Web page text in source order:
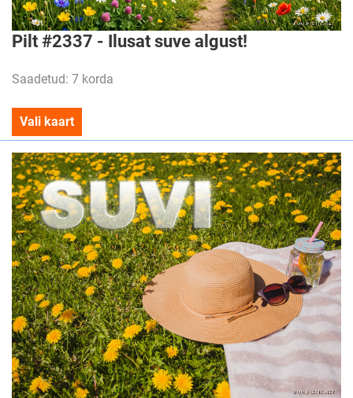
Pilt #2337 - Ilusat suve algust!
Saadetud: 7 korda
Vali kaart